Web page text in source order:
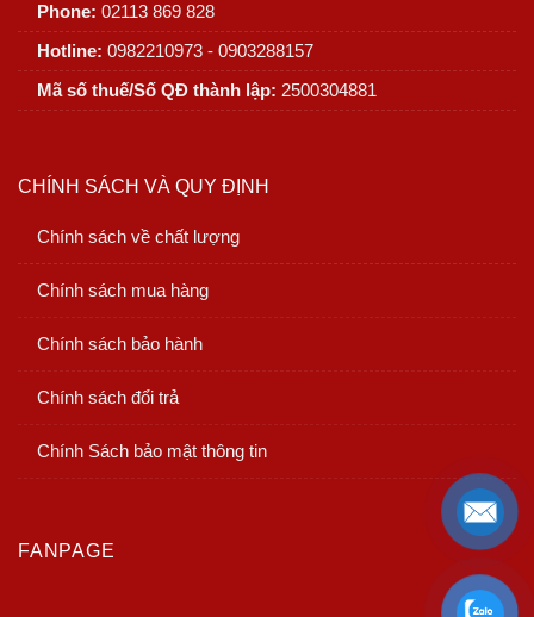
Phone: 02113 869 828
Hotline: 0982210973 - 0903288157
Mã số thuế/Số QĐ thành lập: 2500304881
CHÍNH SÁCH VÀ QUY ĐỊNH
Chính sách về chất lượng
Chính sách mua hàng
Chính sách bảo hành
Chính sách đổi trả
Chính Sách bảo mật thông tin
FANPAGE